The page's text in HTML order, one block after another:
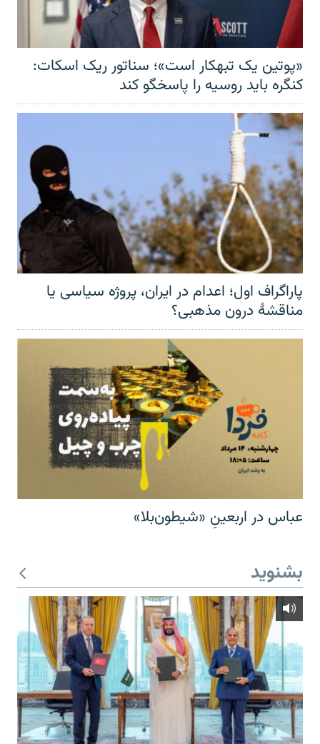
«پوتین یک تبهکار است»؛ سناتور ریک اسکات:
کنگره باید روسیه را پاسخگو کند
پاراگراف اول؛ اعدام در ایران، پروژه سیاسی یا
مناقشهٔ درون مذهبی؟
عباس در اربعینِ «شیطون‌بلا»
بشنوید